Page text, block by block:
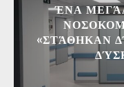
ΈΝΑ
«ΣΤΆΘΗΚΑΝ